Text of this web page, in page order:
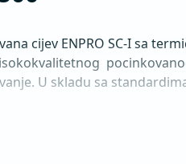
cijev ENPRO SC-I sa
U skladu sa standardima